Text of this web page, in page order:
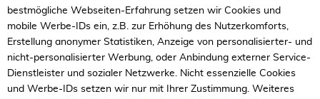
bestmögliche Webseiten-Erfahrung setzen wir Cookies und
mobile Werbe-IDs ein, z.B. zur Erhöhung des Nutzerkomforts,
Erstellung anonymer Statistiken, Anzeige von personalisierter- und
nicht-personalisierter Werbung, oder Anbindung externer Service-
Dienstleister und sozialer Netzwerke. Nicht essenzielle Cookies
und Werbe-IDs setzen wir nur mit Ihrer Zustimmung. Weiteres